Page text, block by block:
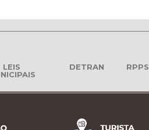
LEIS
DETRAN RPPS